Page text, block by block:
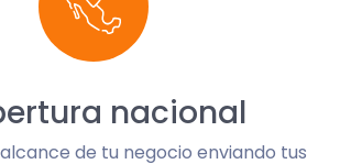
nacional
de tu negocio enviando tus